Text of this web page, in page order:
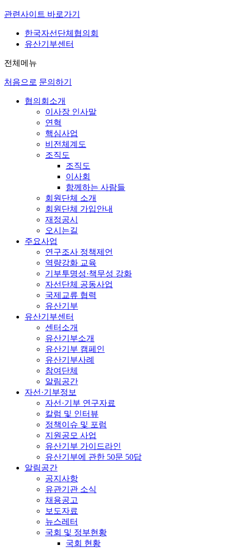
관련사이트 바로가기
한국자선단체협의회
유산기부센터
전체메뉴
처음으로 문의하기
협의회소개
이사장 인사말
연혁
핵심사업
비전체계도
조직도
조직도
이사회
함께하는 사람들
회원단체 소개
회원단체 가입안내
재정공시
오시는길
주요사업
연구조사 정책제언
역량강화 교육
기부투명성·책무성 강화
자선단체 공동사업
국제교류 협력
유산기부
유산기부센터
센터소개
유산기부소개
유산기부 캠페인
유산기부사례
참여단체
알림공간
자선·기부정보
자선·기부 연구자료
칼럼 및 인터뷰
정책이슈 및 포럼
지원공모 사업
유산기부 가이드라인
유산기부에 관한 50문 50답
알림공간
공지사항
유관기관 소식
채용공고
보도자료
뉴스레터
국회 및 정부현황
국회 현황